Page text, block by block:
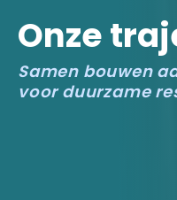
Onze
Samen bouwen
voor duurzame